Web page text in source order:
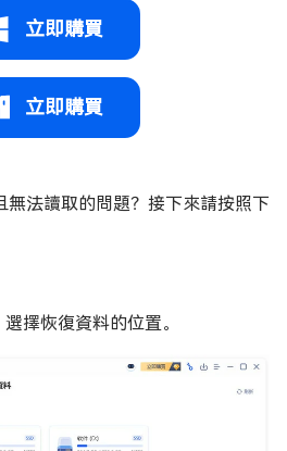
立即購買
立即購買
無法讀取的問題？接下來請按照下
擇恢復資料的位置。